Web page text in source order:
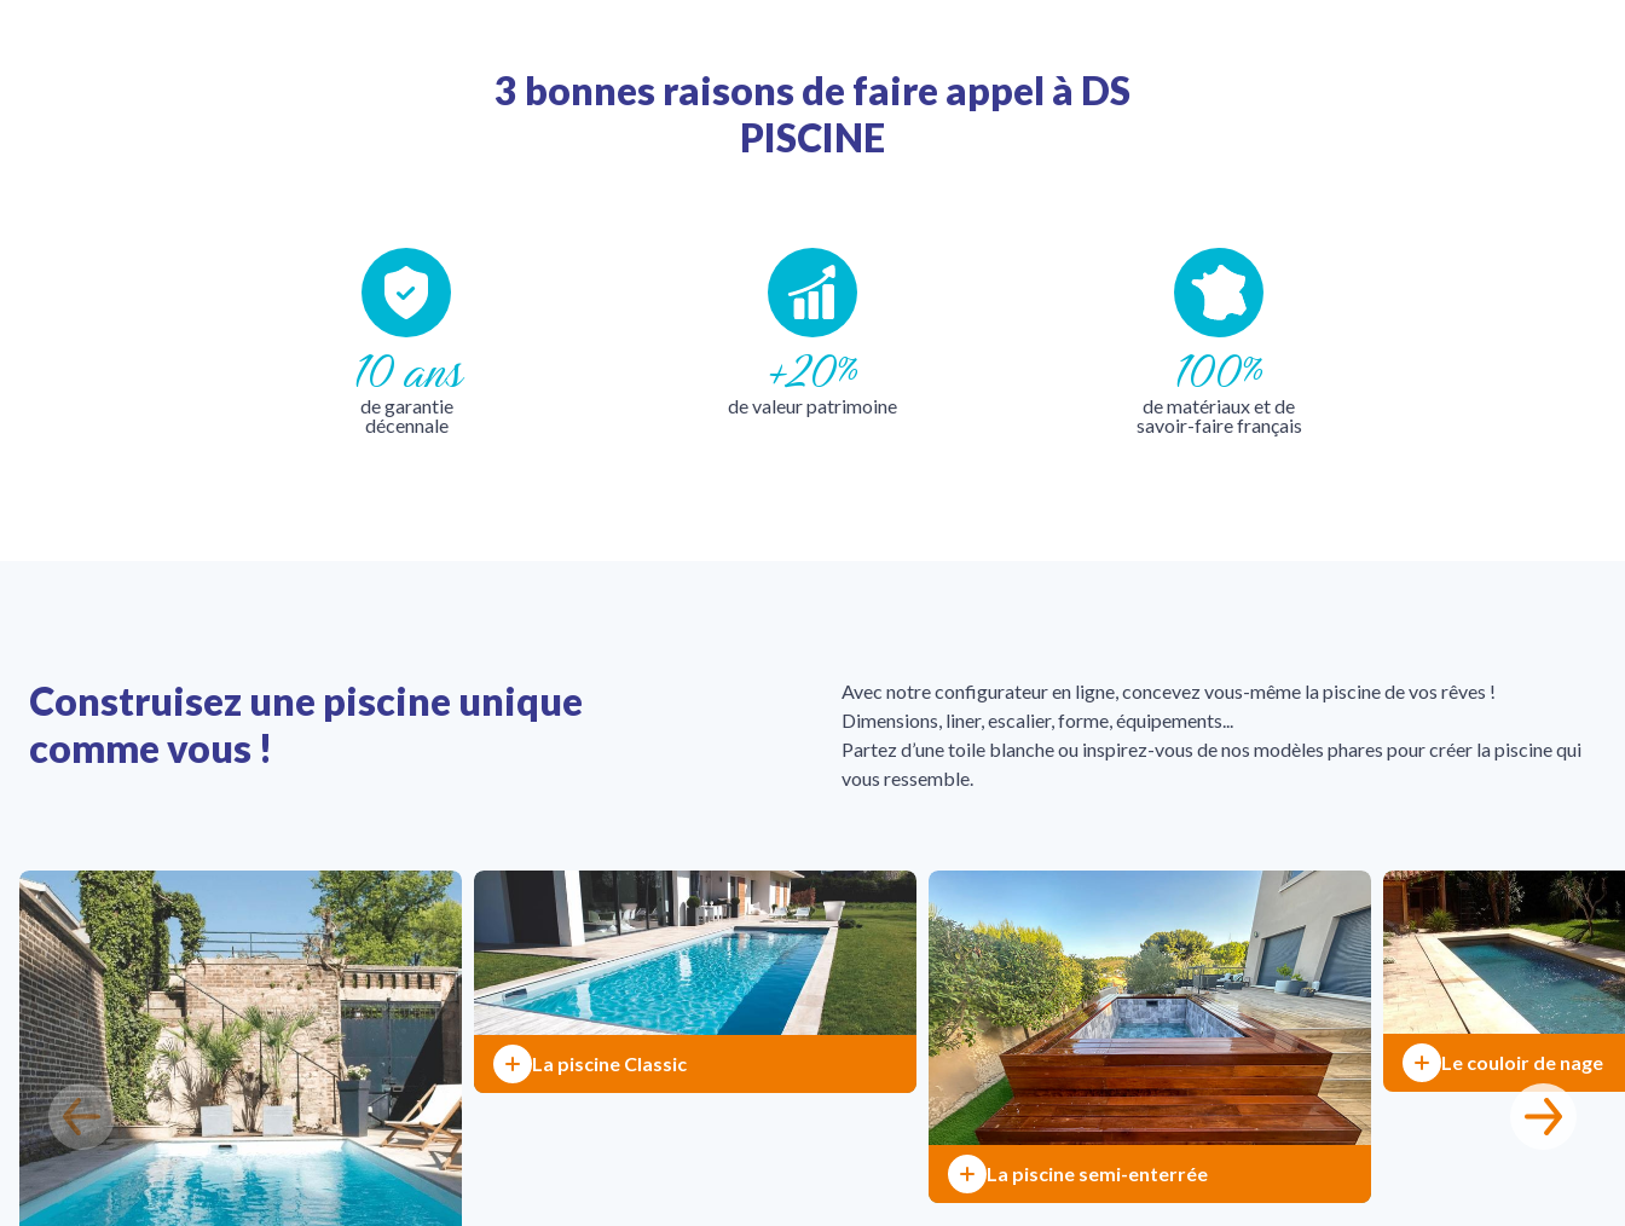
3 bonnes raisons de faire appel à DS
PISCINE
10 ans
de garantie
décennale
+20%
de valeur patrimoine 100%
de matériaux et de
savoir-faire français
Construisez une piscine unique
comme vous !
Avec notre configurateur en ligne, concevez vous-même la piscine de vos rêves !
Dimensions, liner, escalier, forme, équipements...
Partez d’une toile blanche ou inspirez-vous de nos modèles phares pour créer la piscine qui
vous ressemble.
La piscine Classic
La piscine semi-enterrée
Le couloir de nage